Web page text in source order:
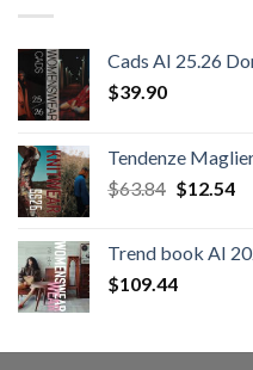
Cads AI 25.26
$39.90
Tendenze
$63.84 Il
era:
$63.84.
$12.54Il
è:
Trend book AI
$109.44